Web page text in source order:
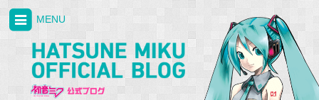
MENU